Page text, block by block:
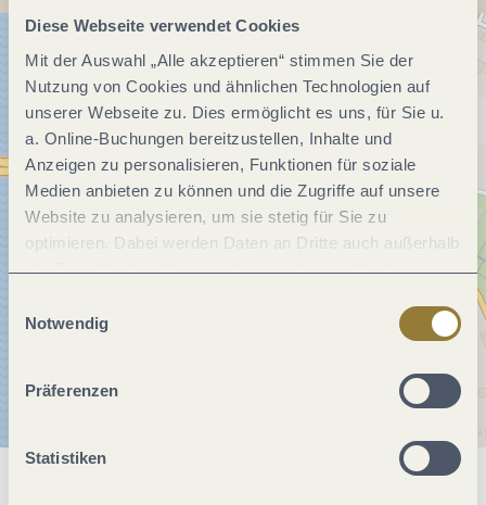
Diese Webseite verwendet Cookies
Mit der Auswahl „Alle akzeptieren“ stimmen Sie der
Nutzung von Cookies und ähnlichen Technologien auf
unserer Webseite zu. Dies ermöglicht es uns, für Sie u.
a. Online-Buchungen bereitzustellen, Inhalte und
Anzeigen zu personalisieren, Funktionen für soziale
Medien anbieten zu können und die Zugriffe auf unsere
Website zu analysieren, um sie stetig für Sie zu
optimieren. Dabei werden Daten an Dritte auch außerhalb
der Europäischen Union weitergegeben und dort
jederzeit widerrufen werden. Mit der Auswahl "Alle
ablehnen" kann es zu Beeinträchtigungen in der Nutzung
Notwendig
Präferenzen
Statistiken